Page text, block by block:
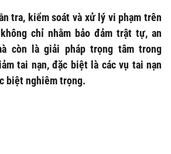
tra, kiểm soát và xử lý vi phạm trên
chỉ nhằm bảo đảm trật tự, an
còn là giải pháp trọng tâm trong
tai nạn, đặc biệt là các vụ tai nạn
biệt nghiêm trọng.